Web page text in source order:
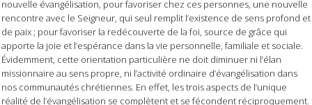
nouvelle évangélisation, pour favoriser chez ces personnes, une nouvelle
rencontre avec le Seigneur, qui seul remplit l’existence de sens profond et
de paix ; pour favoriser la redécouverte de la foi, source de grâce qui
apporte la joie et l’espérance dans la vie personnelle, familiale et sociale.
Évidemment, cette orientation particulière ne doit diminuer ni l’élan
missionnaire au sens propre, ni l’activité ordinaire d’évangélisation dans
nos communautés chrétiennes. En effet, les trois aspects de l’unique
réalité de l’évangélisation se complètent et se fécondent réciproquement.